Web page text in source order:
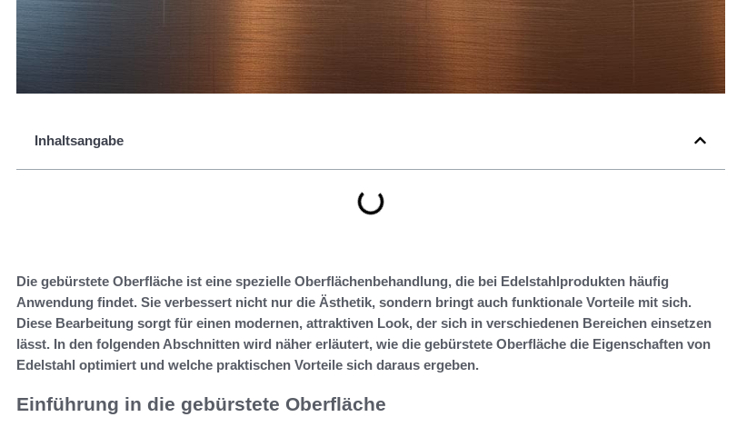
Inhaltsangabe
Die gebürstete Oberfläche ist eine spezielle Oberflächenbehandlung, die bei Edelstahlprodukten häufig
Anwendung findet. Sie verbessert nicht nur die Ästhetik, sondern bringt auch funktionale Vorteile mit sich.
Diese Bearbeitung sorgt für einen modernen, attraktiven Look, der sich in verschiedenen Bereichen einsetzen
lässt. In den folgenden Abschnitten wird näher erläutert, wie die gebürstete Oberfläche die Eigenschaften von
Edelstahl optimiert und welche praktischen Vorteile sich daraus ergeben.
Einführung in die gebürstete Oberfläche